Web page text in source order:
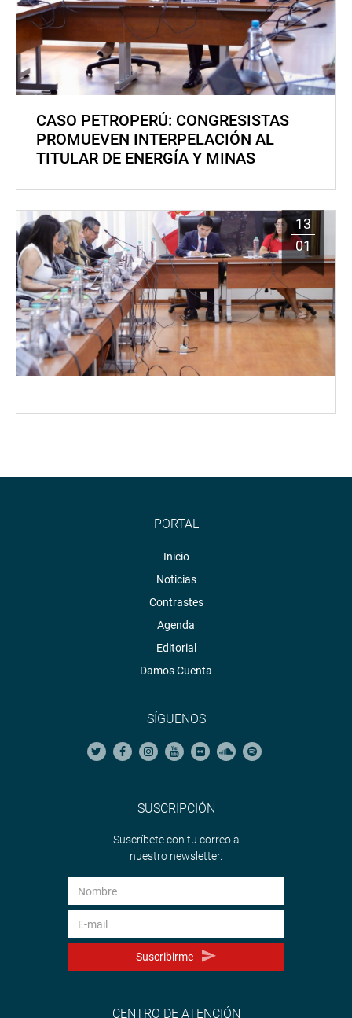
CASO PETROPERÚ: CONGRESISTAS
PROMUEVEN INTERPELACIÓN AL
TITULAR DE ENERGÍA Y MINAS
13
01
PORTAL
Inicio
Noticias
Contrastes
Agenda
Editorial
Damos Cuenta
SÍGUENOS
SUSCRIPCIÓN
Suscríbete con tu correo a
nuestro newsletter.
Suscribirme
CENTRO DE ATENCIÓN